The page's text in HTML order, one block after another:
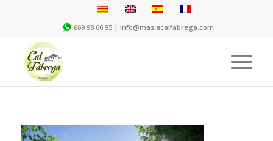
669 98 60 95 |info@masiacalfabrega.com